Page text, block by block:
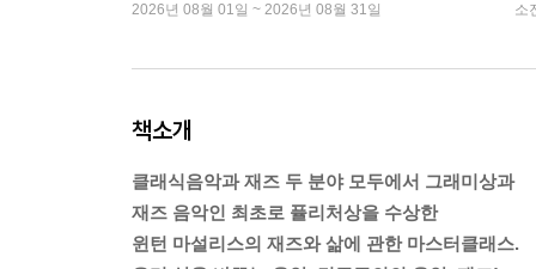
2026년 08월 01일 ~ 2026년 08월 31일 소
책소개
클래식음악과 재즈 두 분야 모두에서 그래미상과
재즈 음악인 최초로 퓰리처상을 수상한
윈턴 마설리스의 재즈와 삶에 관한 마스터클래스.